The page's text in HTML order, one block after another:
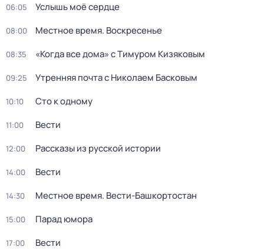
06:05 Услышь моё сердце
08:00 Местное время. Воскресенье
08:35 «Когда все дома» с Тимуром Кизяковым
09:25 Утренняя почта с Николаем Басковым
10:10 Сто к одному
11:00 Вести
12:00 Рассказы из русской истории
14:00 Вести
14:30 Местное время. Вести-Башкортостан
15:00 Парад юмора
17:00 Вести